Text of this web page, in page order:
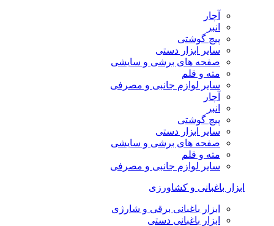
آچار
انبر
پیچ گوشتی
سایر ابزار دستی
صفحه های برشی و سایشی
مته و قلم
سایر لوازم جانبی و مصرفی
آچار
انبر
پیچ گوشتی
سایر ابزار دستی
صفحه های برشی و سایشی
مته و قلم
سایر لوازم جانبی و مصرفی
ابزار باغبانی و کشاورزی
ابزار باغبانی برقی و شارژی
ابزار باغبانی دستی